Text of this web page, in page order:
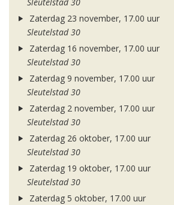
Sleutelstad 30
Zaterdag 23 november, 17.00 uur
Sleutelstad 30
Zaterdag 16 november, 17.00 uur
Sleutelstad 30
Zaterdag 9 november, 17.00 uur
Sleutelstad 30
Zaterdag 2 november, 17.00 uur
Sleutelstad 30
Zaterdag 26 oktober, 17.00 uur
Sleutelstad 30
Zaterdag 19 oktober, 17.00 uur
Sleutelstad 30
Zaterdag 5 oktober, 17.00 uur